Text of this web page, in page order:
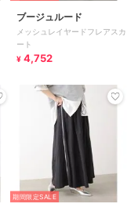
ブージュルード
メッシュレイヤードフレアスカ
ート
¥ 4,752
期間限定SALE